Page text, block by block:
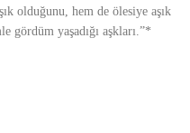
olduğunu, hem de ölesiye aşık
gördüm yaşadığı aşkları.”*